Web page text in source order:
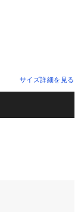
サイズ詳細を見る